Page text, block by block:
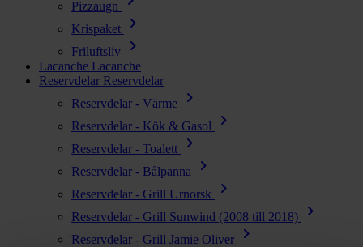
Pizzaugn
Krispaket chevron_right
Friluftsliv chevron_right
Lacanche Lacanche
Reservdelar Reservdelar
Reservdelar - Värme
chevron_right
Reservdelar - Kök & Gasol chevron_right
Reservdelar - Toalett chevron_right
Reservdelar - Bålpanna chevron_right
Reservdelar - Grill Urnorsk chevron_right
Reservdelar - Grill Sunwind (2008 till 2018) chevron_right
Reservdelar - Grill Jamie Oliver chevron_right